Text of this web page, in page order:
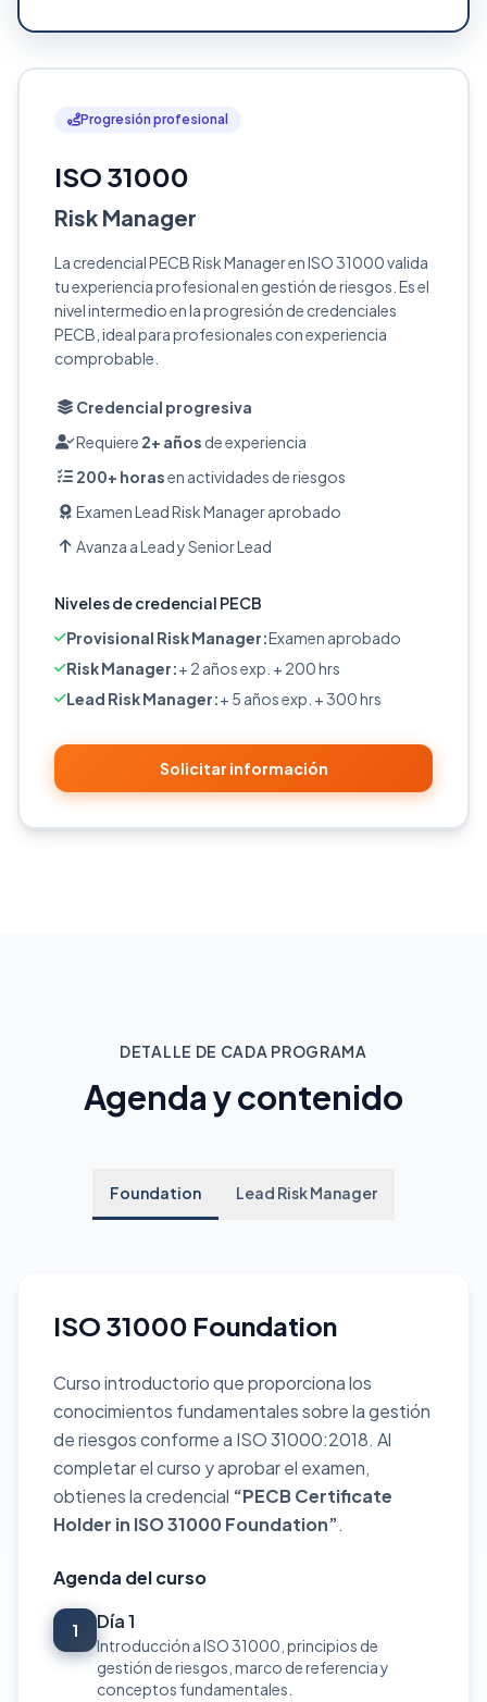
Progresión profesional
ISO 31000
Risk Manager
La credencial PECB Risk Manager en ISO 31000 valida
tu experiencia profesional en gestión de riesgos. Es el
nivel intermedio en la progresión de credenciales
PECB, ideal para profesionales con experiencia
comprobable.
Credencial progresiva
Requiere 2+ años de experiencia
200+ horasen actividades de riesgos
Examen Lead Risk Manager aprobado
Avanza a Lead y Senior Lead
Niveles de credencial PECB
Provisional Risk Manager:Examen aprobado
Risk Manager:+ 2 años exp. + 200 hrs
Lead Risk Manager:+ 5 años exp. + 300 hrs
Solicitar información
DETALLE DE CADA PROGRAMA
Agenda y contenido
Foundation Lead Risk Manager
ISO 31000 Foundation
Curso introductorio que proporciona los
conocimientos fundamentales sobre la gestión
de riesgos conforme a ISO 31000:2018. Al
completar el curso y aprobar el examen,
obtienes la credencial “PECB Certificate
Holder in ISO 31000 Foundation”.
Agenda del curso
1 Día 1
Introducción a ISO 31000, principios de
gestión de riesgos, marco de referencia y
conceptos fundamentales.